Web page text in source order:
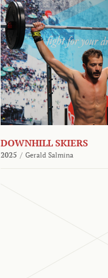
DOWNHILL SKIERS
2025 / Gerald Salmina